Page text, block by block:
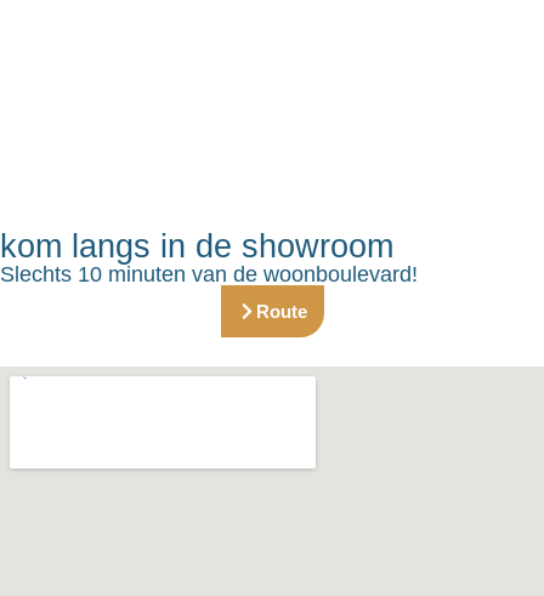
kom langs in de showroom
Slechts 10 minuten van de woonboulevard!
Route